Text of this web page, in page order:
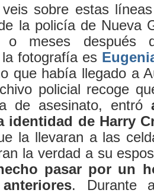
sobre estas
la policía de Nueva
o meses después
fotografía es
que había llegado a
policial recoge
de asesinato, entró
identidad de Harry
la llevaran a las
la verdad a su
pasar por un
. Durante